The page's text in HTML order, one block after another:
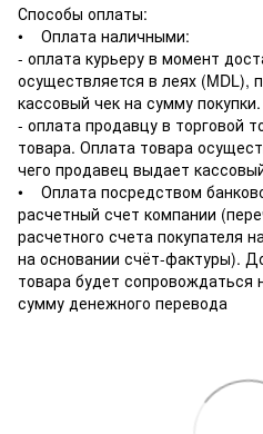
Способы оплаты:
• Оплата наличными:
- оплата курьеру в момент
осуществляется в леях (MDL),
кассовый чек на сумму покупки.
- оплата продавцу в торговой
товара. Оплата товара
чего продавец выдает
• Оплата посредством
расчетный счет компании
расчетного счета покупателя
на основании счёт-фактуры).
товара будет сопровождаться
сумму денежного перевода